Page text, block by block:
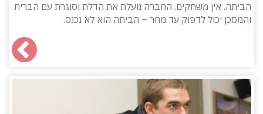
הביתה. אין משחקים. החברה נועלת את הדלת וסוגרת עם הבריח
והמסכן יכול לדפוק עד מחר – הביתה הוא לא נכנס.